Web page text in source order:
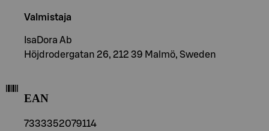
Valmistaja
IsaDora Ab
Höjdrodergatan 26, 212 39 Malmö, Sweden
EAN
7333352079114